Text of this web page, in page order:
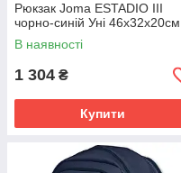
Рюкзак Joma ESTADIO III
чорно-синій Уні 46х32х20см
В наявності
1 304 ₴
Купити